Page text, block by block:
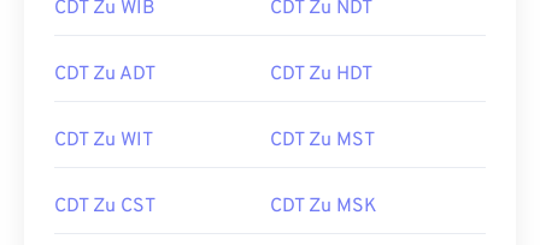
CDT Zu WIB CDT Zu NDT
CDT Zu ADT CDT Zu HDT
CDT Zu WIT CDT Zu MST
CDT Zu CST CDT Zu MSK